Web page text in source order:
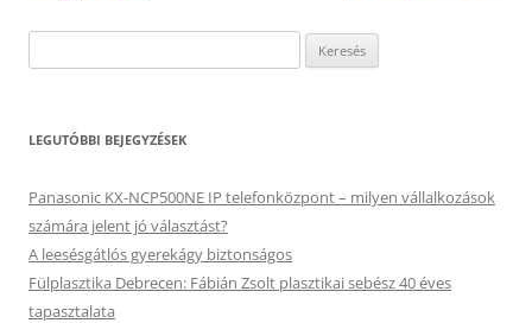
LEGUTÓBBI BEJEGYZÉSEK
Panasonic KX-NCP500NE IP telefonközpont – milyen vállalkozások
számára jelent jó választást?
A leesésgátlós gyerekágy biztonságos
Fülplasztika Debrecen: Fábián Zsolt plasztikai sebész 40 éves
tapasztalata